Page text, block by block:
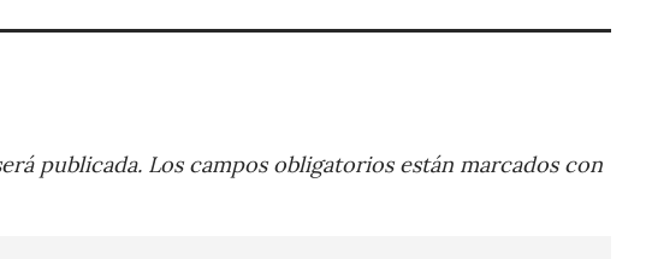
publicada. Los campos obligatorios están marcados con